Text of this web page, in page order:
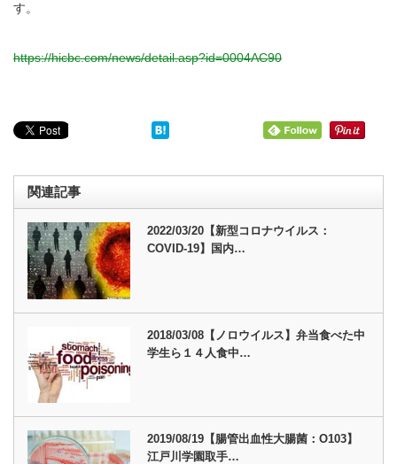
す。
https://hicbc.com/news/detail.asp?id=0004AC90
関連記事
2022/03/20【新型コロナウイルス：
COVID-19】国内…
2018/03/08【ノロウイルス】弁当食べた中
学生ら１４人食中…
2019/08/19【腸管出血性大腸菌：O103】
江戸川学園取手…